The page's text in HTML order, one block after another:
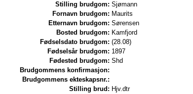
Stilling brudgom: Sjømann
Fornavn brudgom: Maurits
Etternavn brudgom: Sørensen
Bosted brudgom: Kamfjord
Fødselsdato brudgom: (28.08)
Fødselsår brudgom: 1897
Fødested brudgom: Shd
Brudgommens konfirmasjon:
Brudgommens ekteskapsnr.:
Stilling brud: Hjv.dtr